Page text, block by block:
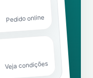
Pedido online
Veja condições